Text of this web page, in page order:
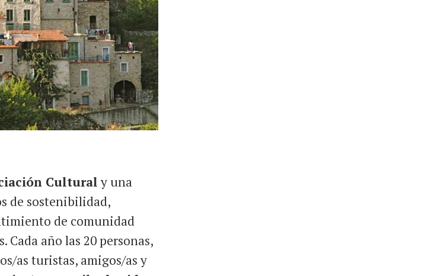
Culturaly una
de sostenibilidad,
de comunidad
año las 20 personas,
as turistas, amigos/as y